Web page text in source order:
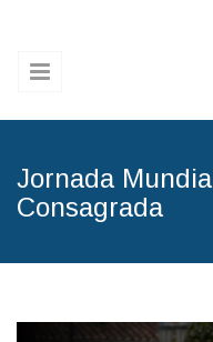
Jornada
Consagrada